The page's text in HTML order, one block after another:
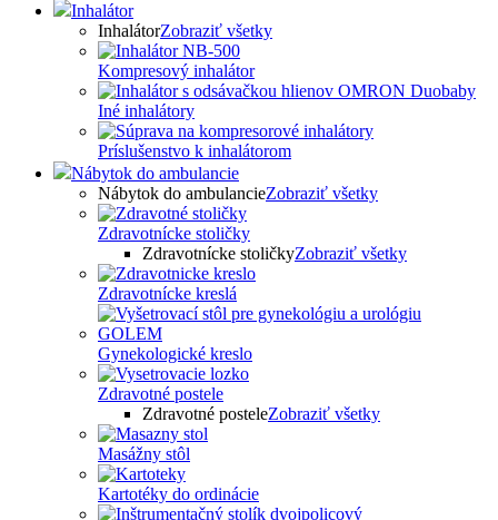
Inhalátor
InhalátorZobraziť všetky
Kompresový inhalátor
Iné inhalátory
Príslušenstvo k inhalátorom
Nábytok do ambulancie
Nábytok do ambulancieZobraziť všetky
Zdravotnícke stoličky
Zdravotnícke stoličkyZobraziť všetky
Zdravotnícke kreslá
Gynekologické kreslo
Zdravotné postele
Zdravotné posteleZobraziť všetky
Masážny stôl
Kartotéky do ordinácie